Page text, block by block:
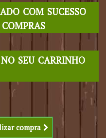
com sucesso
seu carrinho
compra